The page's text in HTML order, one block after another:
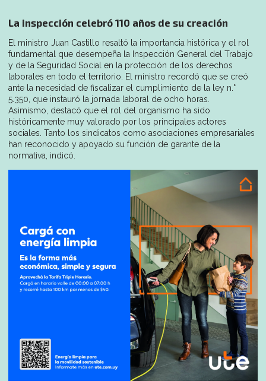
La inspección celebró 110 años de su creación
El ministro Juan Castillo resaltó la importancia histórica y el rol
fundamental que desempeña la Inspección General del Trabajo
y de la Seguridad Social en la protección de los derechos
laborales en todo el territorio. El ministro recordó que se creó
ante la necesidad de fiscalizar el cumplimiento de la ley n.°
5.350, que instauró la jornada laboral de ocho horas.
Asimismo, destacó que el rol del organismo ha sido
históricamente muy valorado por los principales actores
sociales. Tanto los sindicatos como asociaciones empresariales
han reconocido y apoyado su función de garante de la
normativa, indicó.